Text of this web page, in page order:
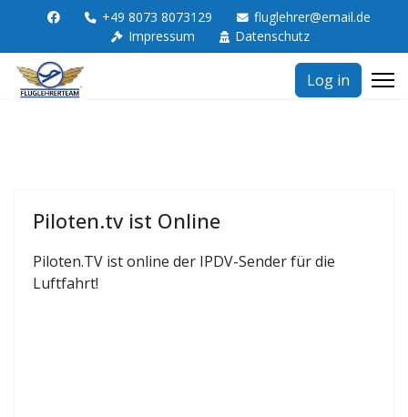
+49 8073 8073129
fluglehrer@email.de
Impressum
Datenschutz
Log in
Piloten.tv ist Online
Piloten.TV ist online der IPDV-Sender für die
Luftfahrt!